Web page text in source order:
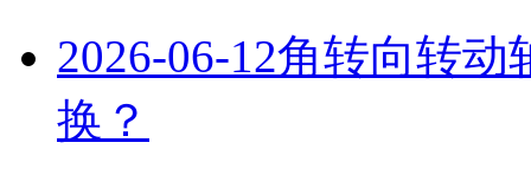
2026-06-12角转向转动
换？‌